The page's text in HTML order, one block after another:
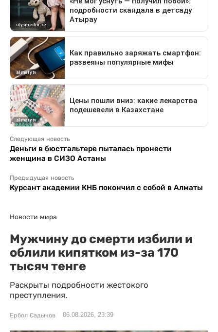
Следующая новость
Деньги в бюстгальтере пыталась пронести
женщина в СИЗО Астаны
Предыдущая новость
Курсант академии КНБ покончил с собой в Алматы
Новости мира
Мужчину до смерти избили и
облили кипятком из-за 170
тысяч тенге
Раскрыты подробности жестокого
преступления.
Ербол Садыков 06.08.2026, 23:39